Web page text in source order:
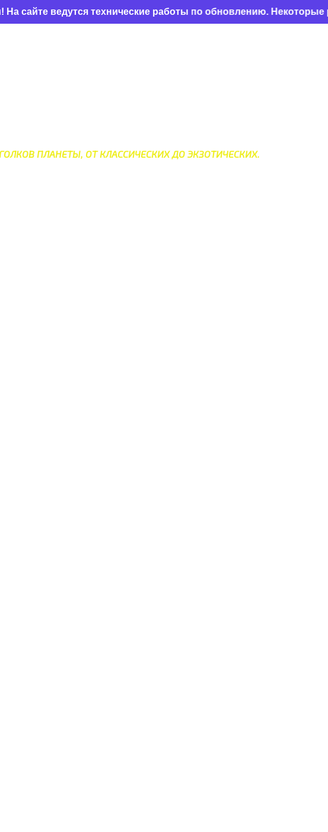
ПЛАНЕТЫ, ОТ КЛАССИЧЕСКИХ ДО ЭКЗОТИЧЕСКИХ.
ведутся технические работы по обновлению. Некоторые